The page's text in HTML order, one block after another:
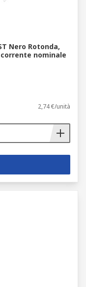
Nero Rotonda,
nominale
2,74 €/unità